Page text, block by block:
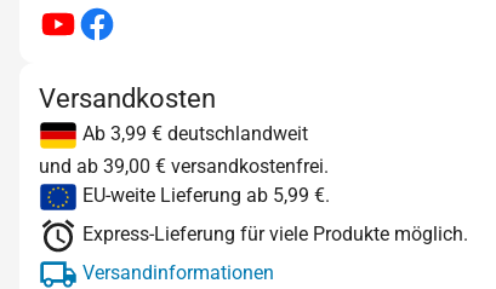
Versandkosten
Ab 3,99 € deutschlandweit
und ab 39,00 € versandkostenfrei.
EU-weite Lieferung ab 5,99 €.
Express-Lieferung für viele Produkte möglich.
Versandinformationen